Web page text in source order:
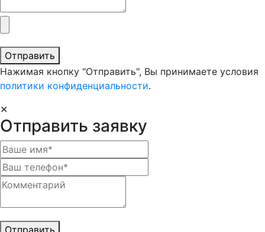
Отправить
Нажимая кнопку "Отправить", Вы принимаете условия
политики конфиденциальности.
✕
Отправить заявку
Отправить